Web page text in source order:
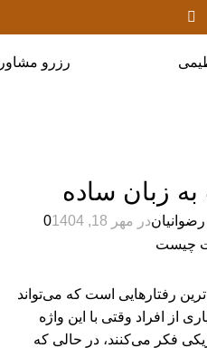
رزرو
زبان ساده
رضوانیاندر مهر 18, 1404 0
رفتارهایی است که می‌تواند
از افراد وقتی با این واژه
فکر می‌کنند، در حالی که